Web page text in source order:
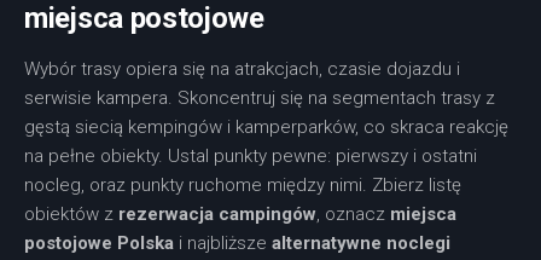
miejsca postojowe
Wybór trasy opiera się na atrakcjach, czasie dojazdu i
serwisie kampera. Skoncentruj się na segmentach trasy z
gęstą siecią kempingów i kamperparków, co skraca reakcję
na pełne obiekty. Ustal punkty pewne: pierwszy i ostatni
nocleg, oraz punkty ruchome między nimi. Zbierz listę
obiektów z rezerwacja campingów, oznacz miejsca
postojowe Polska i najbliższe alternatywne noclegi